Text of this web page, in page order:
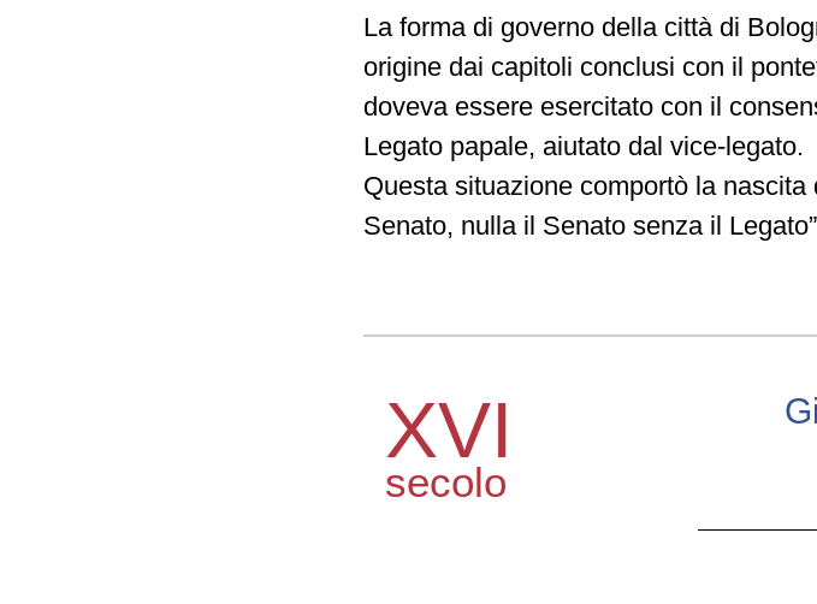
La forma di governo della città di
origine dai capitoli conclusi con il
doveva essere esercitato con il
Legato papale, aiutato dal vice-legato.
Questa situazione comportò la
Senato, nulla il Senato senza il
XVI
secolo